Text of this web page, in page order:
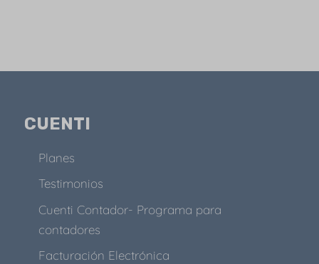
CUENTI
Planes
Testimonios
Cuenti Contador- Programa para
contadores
Facturación Electrónica